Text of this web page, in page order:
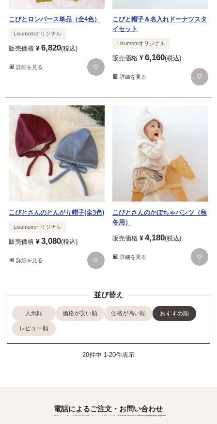
こびとロンパース単品（全4色）
Lisumomオリジナル
販売価格 ¥6,820 税込
詳細を見る
こびと帽子＆名入れドーナツスタ
イセット
Lisumomオリジナル
販売価格 ¥6,160 税込
詳細を見る
こびとさんのとんがり帽子(全3色)
Lisumomオリジナル
販売価格 ¥3,080 税込
詳細を見る
こびとさんのかぼちゃパンツ（秋
冬用）
販売価格 ¥4,180 税込
詳細を見る
並び替え
人気順 価格が安い順 価格が高い順 おすすめ順
レビュー順
20件中 1-20件表示
電話によるご注文・お問い合わせ